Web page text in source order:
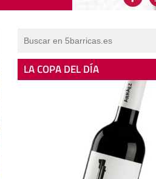
LA COPA DEL DÍA